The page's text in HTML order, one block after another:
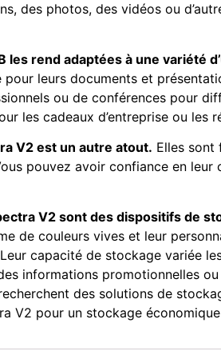
des photos, des vidéos ou
les rend adaptées à une variété
leurs documents et
ou de conférences pour
les cadeaux d’entreprise ou les
V2 est un autre atout. Elles sont
pouvez avoir confiance en
V2 sont des dispositifs de
de couleurs vives et leur
capacité de stockage variée
informations promotionnelles
des solutions de
V2 pour un stockage